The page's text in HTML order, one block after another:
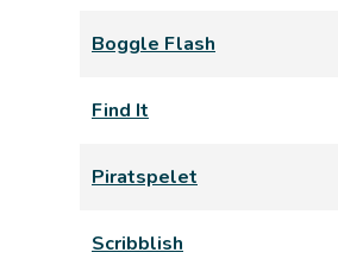
Boggle Flash
Find It
Piratspelet
Scribblish